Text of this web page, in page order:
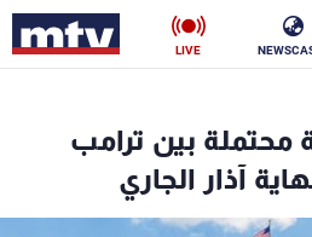
LIVE
محتملة بين ترامب
آذار الجاري
ناس